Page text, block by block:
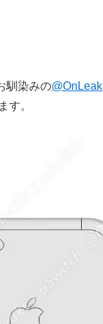
馴染みの@OnLeak
す。